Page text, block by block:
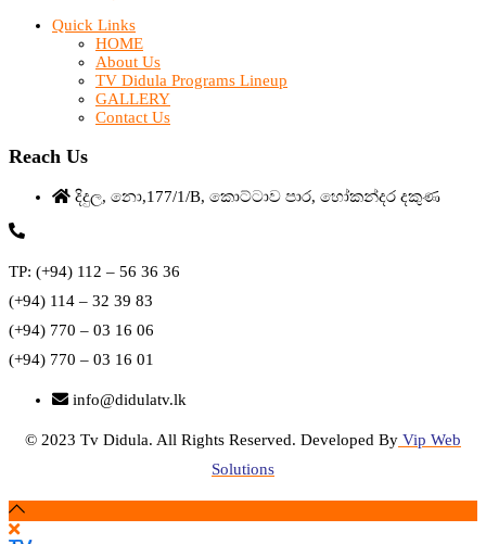
Quick Links
HOME
About Us
TV Didula Programs Lineup
GALLERY
Contact Us
Reach Us
දිදුල, නො,177/1/B, කොට්ටාව පාර, හෝකන්දර දකුණ
TP: (+94) 112 – 56 36 36
(+94) 114 – 32 39 83
(+94) 770 – 03 16 06
(+94) 770 – 03 16 01
info@didulatv.lk
© 2023 Tv Didula. All Rights Reserved. Developed By Vip Web
Solutions